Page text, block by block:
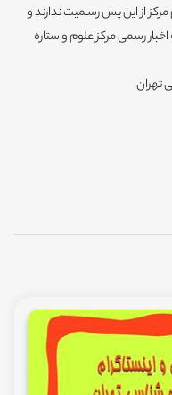
از این پس رسـمیت ندارند و
رسمی مرکز علوم و ستاره
تهران